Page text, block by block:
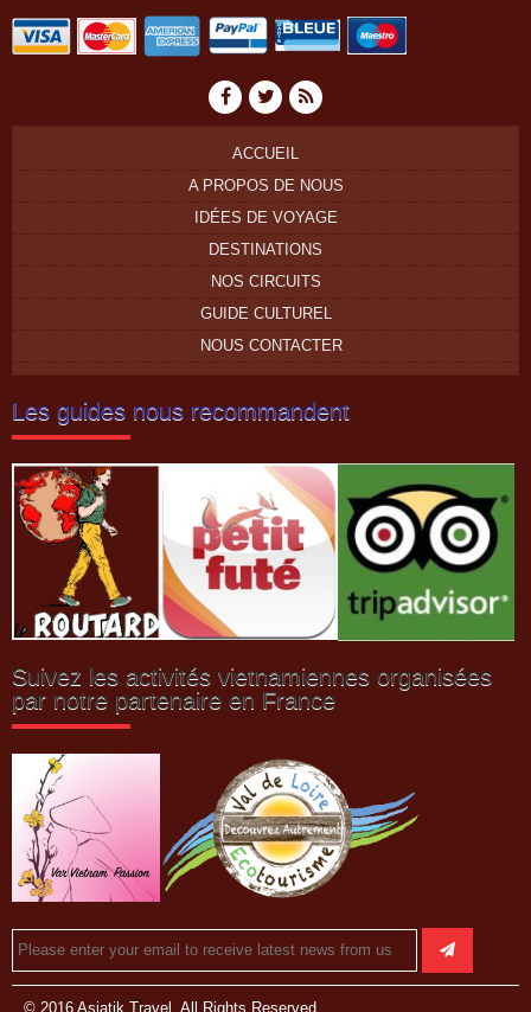
dans la baie de Lan Ha - Marché
ethnique Bac Ha - Thong Nguyen (
ACCUEIL
A PROPOS DE NOUS
IDÉES DE VOYAGE
DESTINATIONS
NOS CIRCUITS
GUIDE CULTUREL
NOUS CONTACTER
Les guides nous recommandent
Suivez les activités vietnamiennes organisées
par notre partenaire en France
© 2016 Asiatik Travel. All Rights Reserved.